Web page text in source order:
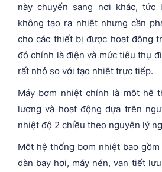
này chuyển sang nơi khác, tức
không tạo ra nhiệt nhưng cần
cho các thiết bị được hoạt động
đó chính là điện và mức tiêu thụ
rất nhỏ so với tạo nhiệt trực tiếp.
Máy bơm nhiệt chính là một hệ
lượng và hoạt động dựa trên
nhiệt độ 2 chiều theo nguyên lý
Một hệ thống bơm nhiệt bao
dàn bay hơi, máy nén, van tiết